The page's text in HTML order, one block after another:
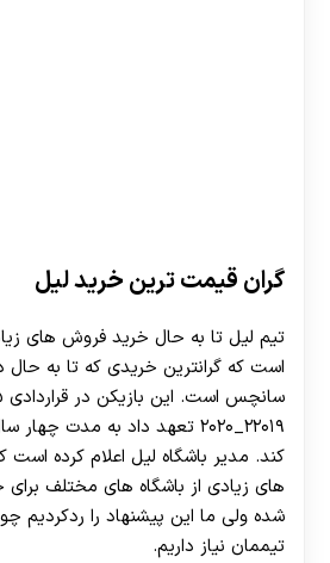
هات بت
گران قیمت ترین خرید لیل
تیم لیل تا به حال خرید فروش های
است که گرانترین خریدی که تا به حال
۲۲۰۱۹_۲۰۲۰ تعهد داد به مدت
کند. مدیر باشگاه لیل اعلام کرده است
های زیادی از باشگاه های مختلف
شده ولی ما این پیشنهاد را ردکردیم
تیممان نیاز داریم.